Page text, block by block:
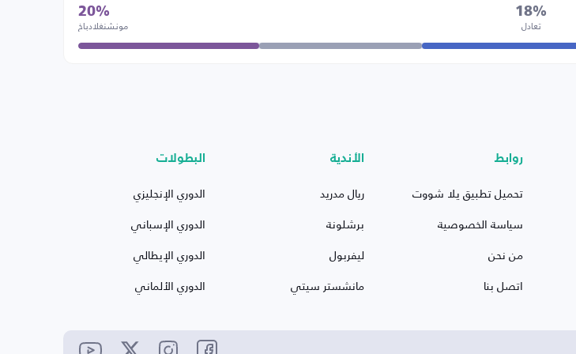
18%
تعادل
20%
مونشنغلادباخ
روابط
تحميل تطبيق يلا شووت
سياسة الخصوصية
من نحن
اتصل بنا
الأندية
ريال مدريد
برشلونة
ليفربول
مانشستر سيتي
البطولات
الدوري الإنجليزي
الدوري الإسباني
الدوري الإيطالي
الدوري الألماني